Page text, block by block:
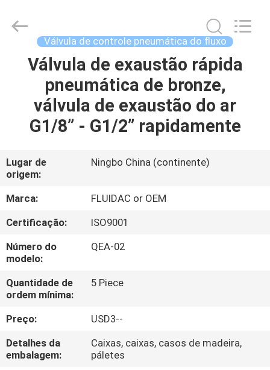
CASA
PRODUTOS
SOBRE
NÓS
EXCURSÃO
DA
FÁBRICA
CONTROLE
DA
QUALIDADE
FLUID
AUTOMATIC
Válvula de controle pneumática do fluxo
Válvula de exaustão rápida
pneumática de bronze,
válvula de exaustão do ar
G1/8” - G1/2” rapidamente
Lugar de
origem:
Ningbo China (continente)
Marca:
FLUIDAC or OEM
Certificação:
ISO9001
Número do
modelo:
QEA-02
Quantidade de
ordem mínima:
5 Piece
Preço:
USD3--
Detalhes da
embalagem:
Caixas, caixas, casos de madeira,
páletes